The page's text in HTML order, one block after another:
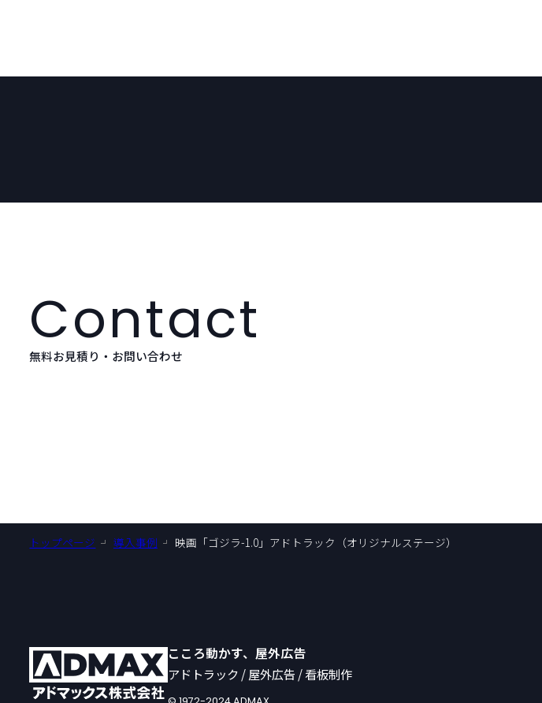
Contact
無料お見積り・お問い合わせ
トップページ 導入事例 映画「ゴジラ-1.0」アドトラック（オリジナルステージ）
こころ動かす、屋外広告
アドトラック / 屋外広告 / 看板制作